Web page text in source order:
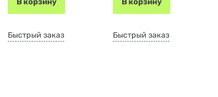
Быстрый заказ Быстрый заказ